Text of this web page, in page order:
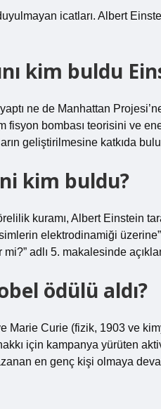
icatları. Albert
kim buldu
ne de Manhattan
fisyon bombası teorisini ve
geliştirilmesine katkıda
kim buldu?
kuramı, Albert Einstein
elektrodinamiği
adlı 5. makalesinde
ödülü aldı?
Marie Curie (fizik, 1903 ve
için kampanya yürüten
en genç kişi olmaya